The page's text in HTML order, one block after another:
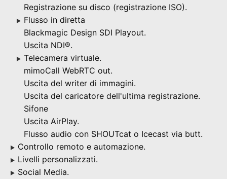
Registrazione su disco (registrazione ISO).
▶ Flusso in diretta
Blackmagic Design SDI Playout.
Uscita NDI®.
▶ Telecamera virtuale.
mimoCall WebRTC out.
Uscita del writer di immagini.
Uscita del caricatore dell'ultima registrazione.
Sifone
Uscita AirPlay.
Flusso audio con SHOUTcat o Icecast via butt.
▶ Controllo remoto e automazione.
▶ Livelli personalizzati.
▶ Social Media.